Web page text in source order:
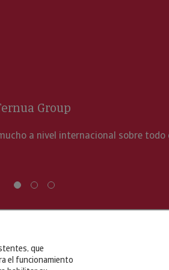
Cycomex
que
el funcionamiento